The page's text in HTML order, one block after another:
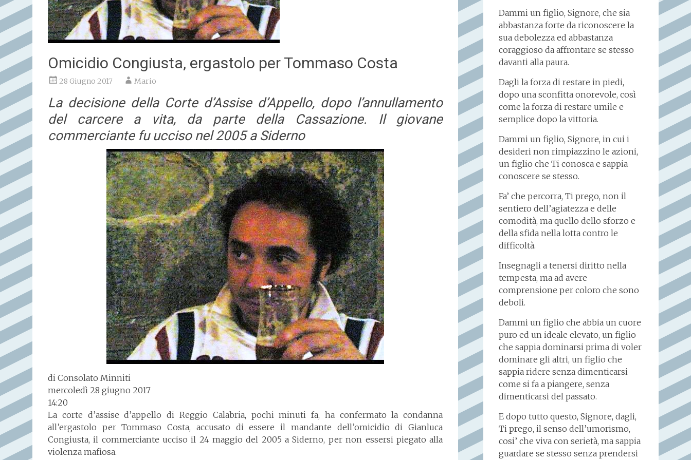
Omicidio Congiusta, ergastolo per Tommaso Costa
28 Giugno 2017 Mario
La decisione della Corte d’Assise d’Appello, dopo l’annullamento
del carcere a vita, da parte della Cassazione. Il giovane
commerciante fu ucciso nel 2005 a Siderno
di Consolato Minniti
mercoledì 28 giugno 2017
14:20
La corte d’assise d’appello di Reggio Calabria, pochi minuti fa, ha confermato la condanna
all’ergastolo per Tommaso Costa, accusato di essere il mandante dell’omicidio di Gianluca
Congiusta, il commerciante ucciso il 24 maggio del 2005 a Siderno, per non essersi piegato alla
violenza mafiosa.
Dammi un figlio, Signore, che sia
abbastanza forte da riconoscere la
sua debolezza ed abbastanza
coraggioso da affrontare se stesso
davanti alla paura.
Dagli la forza di restare in piedi,
dopo una sconfitta onorevole, così
come la forza di restare umile e
semplice dopo la vittoria.
Dammi un figlio, Signore, in cui i
desideri non rimpiazzino le azioni,
un figlio che Ti conosca e sappia
conoscere se stesso.
Fa’ che percorra, Ti prego, non il
sentiero dell’agiatezza e delle
comodità, ma quello dello sforzo e
della sfida nella lotta contro le
difficoltà.
Insegnagli a tenersi diritto nella
tempesta, ma ad avere
comprensione per coloro che sono
deboli.
Dammi un figlio che abbia un cuore
puro ed un ideale elevato, un figlio
che sappia dominarsi prima di voler
dominare gli altri, un figlio che
sappia ridere senza dimenticarsi
come si fa a piangere, senza
dimenticarsi del passato.
E dopo tutto questo, Signore, dagli,
Ti prego, il senso dell’umorismo,
cosi’ che viva con serietà, ma sappia
guardare se stesso senza prendersi